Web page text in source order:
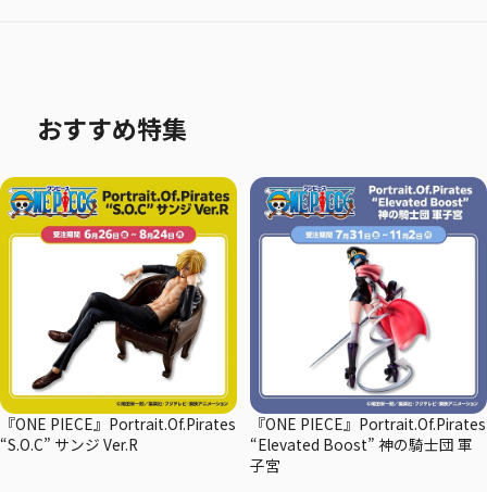
おすすめ特集
『ONE PIECE』Portrait.Of.Pirates
“S.O.C” サンジ Ver.R
『ONE PIECE』Portrait.Of.Pirates
“Elevated Boost” 神の騎士団 軍
子宮